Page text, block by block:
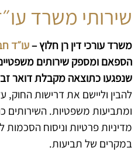
שירותי משרד
משרד עורכי דין רן חלוץ –עו״ד
הספאם ומספק שירותים
שנפגעו כתוצאה מקבלת דואר
להבין וליישם את דרישות
ומתביעות משפטיות. השירותים
מדיניות פרטיות וניסוח הסכמות
במקרים של תביעות.